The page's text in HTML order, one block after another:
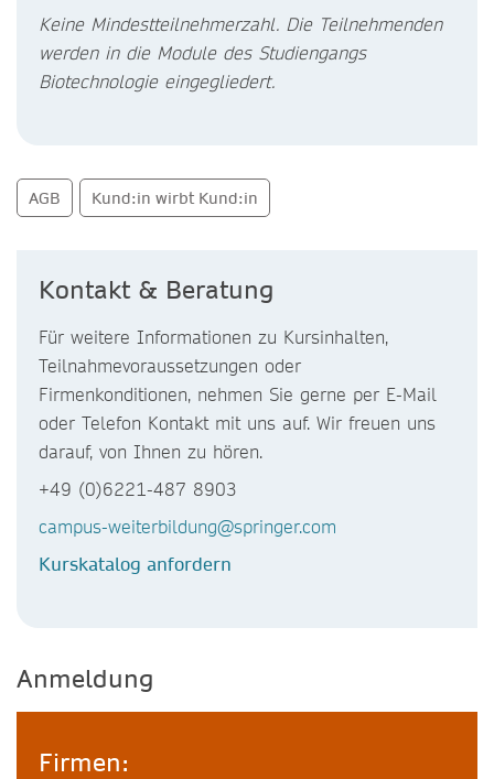
Keine Mindestteilnehmerzahl. Die Teilnehmenden
werden in die Module des Studiengangs
Biotechnologie eingegliedert.
AGB Kund:in wirbt Kund:in
Kontakt & Beratung
Für weitere Informationen zu Kursinhalten,
Teilnahmevoraussetzungen oder
Firmenkonditionen, nehmen Sie gerne per E-Mail
oder Telefon Kontakt mit uns auf. Wir freuen uns
darauf, von Ihnen zu hören.
+49 (0)6221-487 8903
campus-weiterbildung@springer.com
Kurskatalog anfordern
Anmeldung
Firmen: